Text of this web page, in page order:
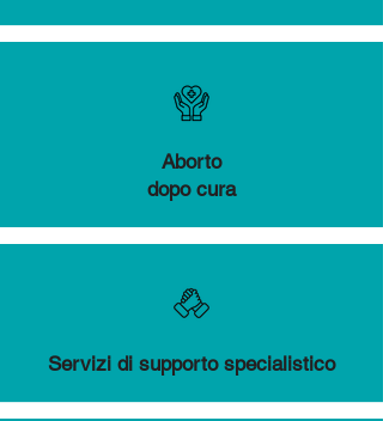
Aborto
dopo cura
Servizi di supporto specialistico